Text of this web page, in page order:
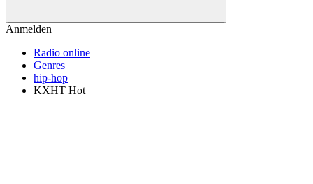
Anmelden
Radio online
Genres
hip-hop
KXHT Hot